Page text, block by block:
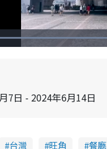
L
5
2
7日 - 2024年6月14日
台灣 旺角 餐廳